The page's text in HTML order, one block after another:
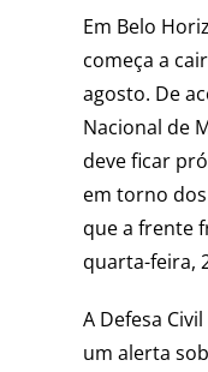
Em Belo
começa a
agosto. De
Nacional de
deve ficar
em torno dos
que a frente
quarta-feira,
A Defesa
um alerta